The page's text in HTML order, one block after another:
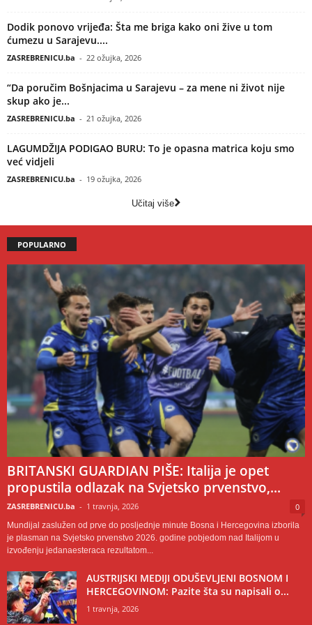
Dodik ponovo vrijeđa: Šta me briga kako oni žive u tom
ćumezu u Sarajevu....
ZASREBRENICU.ba - 22 ožujka, 2026
“Da poručim Bošnjacima u Sarajevu – za mene ni život nije
skup ako je...
ZASREBRENICU.ba - 21 ožujka, 2026
LAGUMDŽIJA PODIGAO BURU: To je opasna matrica koju smo
već vidjeli
ZASREBRENICU.ba - 19 ožujka, 2026
Učitaj više
POPULARNO
BRITANSKI GUARDIAN PIŠE: Italija je opet
propustila odlazak na Svjetsko prvenstvo,...
ZASREBRENICU.ba - 1 travnja, 2026 0
Mundijal zaslužen od prve do posljednje minute Bosna i Hercegovina izborila
je plasman na Svjetsko prvenstvo 2026. godine pobjedom nad Italijom u
izvođenju jedanaesteraca rezultatom...
AUSTRIJSKI MEDIJI ODUŠEVLJENI BOSNOM I
HERCEGOVINOM: Pazite šta su napisali o...
1 travnja, 2026